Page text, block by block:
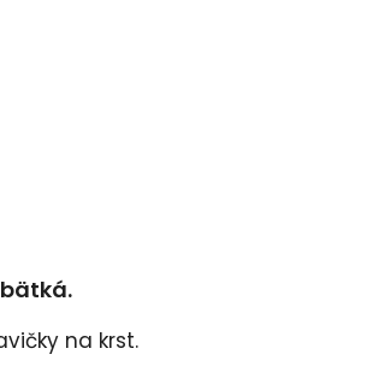
na krst.